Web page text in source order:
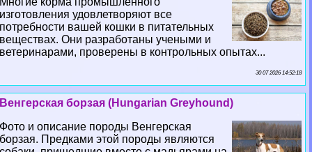
изготовления удовлетворяют все
потребности вашей кошки в питательных
веществах. Они разработаны учеными и
ветеринарами, проверены в контрольных опытах...
30 07 2026 14:52:18
Венгерская борзая (Hungarian Greyhound)
Фото и описание породы Венгерская
борзая. Предками этой породы являются